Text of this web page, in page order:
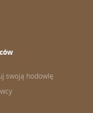
swoją hodowlę